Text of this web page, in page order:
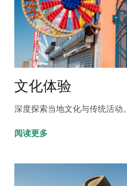
文化体验
深度探索当地文化与传统活动。
阅读更多